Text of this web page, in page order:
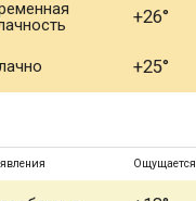
+26°
+25°
Ощущается